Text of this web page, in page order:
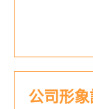
公司形